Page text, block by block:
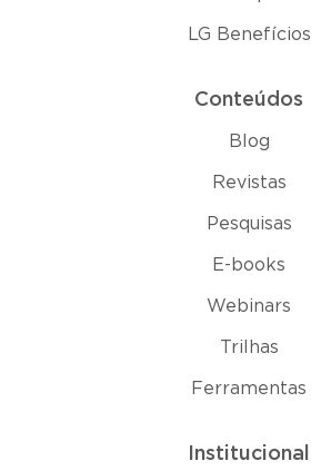
LG Benefícios
Conteúdos
Blog
Revistas
Pesquisas
E-books
Webinars
Trilhas
Ferramentas
Institucional